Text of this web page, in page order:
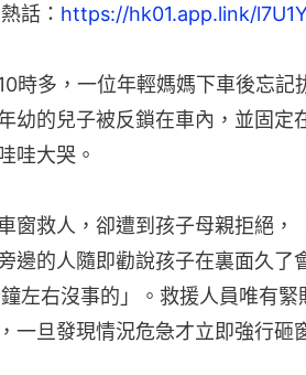
話： https://hk01.app.link/
時多，一位年輕媽媽下車後忘記
幼的兒子被反鎖在車內，並固定
哇大哭。
窗救人，卻遭到孩子母親拒絕，
邊的人隨即勸說孩子在裏面久了
左右沒事的」。救援人員唯有緊
一旦發現情況危急才立即強行砸